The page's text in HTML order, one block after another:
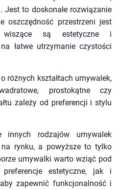
Jest to doskonałe rozwiązanie
oszczędność przestrzeni jest
wiszące są estetyczne i
łatwe utrzymanie czystości
różnych kształtach umywalek,
prostokątne czy
zależy od preferencji i stylu
innych rodzajów umywalek
na rynku, a powyższe to tylko
umywalki warto wziąć pod
estetyczne, jak i
zapewnić funkcjonalność i